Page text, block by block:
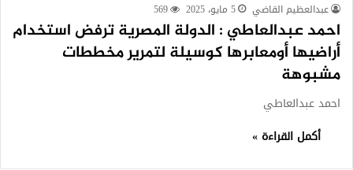
عبدالعظيم القاضي 5 مايو، 2025 569
احمد عبدالعاطي : الدولة المصرية ترفض استخدام
أراضيها أومعابرها كوسيلة لتمرير مخططات
مشبوهة
احمد عبدالعاطي
أكمل القراءة »